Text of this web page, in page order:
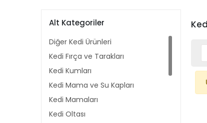
Alt Kategoriler
Diğer Kedi Ürünleri
Kedi Fırça ve Tarakları
Kedi Kumları
Kedi Mama ve Su Kapları
Kedi Mamaları
Kedi Oltası